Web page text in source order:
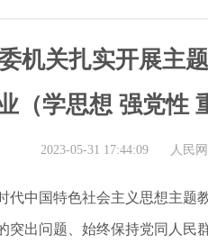
机关扎实开展
（学思想 强党性
2023-05-31 17:44:09 人民网
中国特色社会主义思想主题
突出问题、始终保持党同人民